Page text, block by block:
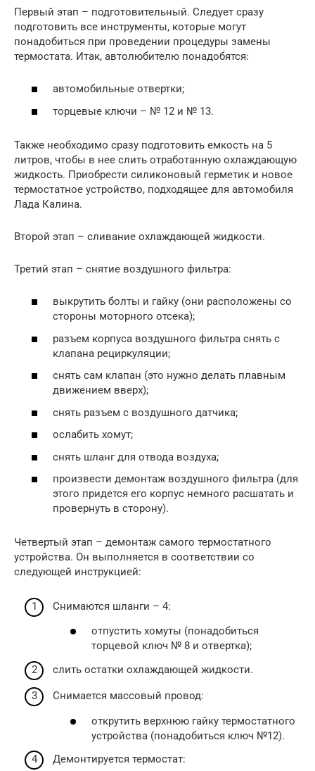
Первый этап – подготовительный. Следует сразу
подготовить все инструменты, которые могут
понадобиться при проведении процедуры замены
термостата. Итак, автолюбителю понадобятся:
автомобильные отвертки;
торцевые ключи – № 12 и № 13.
Также необходимо сразу подготовить емкость на 5
литров, чтобы в нее слить отработанную охлаждающую
жидкость. Приобрести силиконовый герметик и новое
термостатное устройство, подходящее для автомобиля
Лада Калина.
Второй этап – сливание охлаждающей жидкости.
Третий этап – снятие воздушного фильтра:
выкрутить болты и гайку (они расположены со
стороны моторного отсека);
разъем корпуса воздушного фильтра снять с
клапана рециркуляции;
снять сам клапан (это нужно делать плавным
движением вверх);
снять разъем с воздушного датчика;
ослабить хомут;
снять шланг для отвода воздуха;
произвести демонтаж воздушного фильтра (для
этого придется его корпус немного расшатать и
провернуть в сторону).
Четвертый этап – демонтаж самого термостатного
устройства. Он выполняется в соответствии со
следующей инструкцией:
Снимаются шланги – 4:
отпустить хомуты (понадобиться
торцевой ключ № 8 и отвертка);
слить остатки охлаждающей жидкости.
Снимается массовый провод:
открутить верхнюю гайку термостатного
устройства (понадобиться ключ №12).
Демонтируется термостат: